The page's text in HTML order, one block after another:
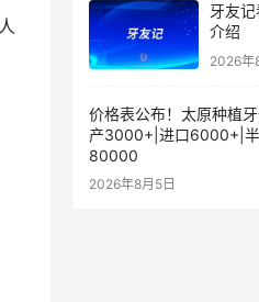
牙友
介绍
2026年
价格表公布！太原种植
产3000+|进口6000+|
80000
2026年8月5日